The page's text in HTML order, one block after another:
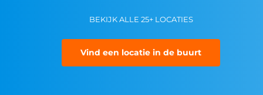
BEKIJK ALLE 25+ LOCATIES
Vind een locatie in de buurt